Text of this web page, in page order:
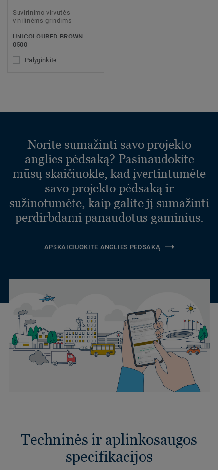
Suvirinimo virvutės
vinilinėms grindims
UNICOLOURED BROWN
0500
Palyginkite
Norite sumažinti savo projekto
anglies pėdsaką? Pasinaudokite
mūsų skaičiuokle, kad įvertintumėte
savo projekto pėdsaką ir
sužinotumėte, kaip galite jį sumažinti
perdirbdami panaudotus gaminius.
APSKAIČIUOKITE ANGLIES PĖDSAKĄ
Techninės ir aplinkosaugos
specifikacijos